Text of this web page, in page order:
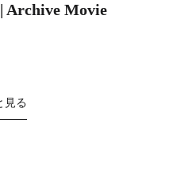
Archive Movie
見る